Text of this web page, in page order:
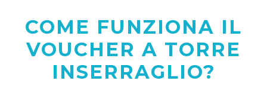
COME FUNZIONA IL
VOUCHER A TORRE
INSERRAGLIO?